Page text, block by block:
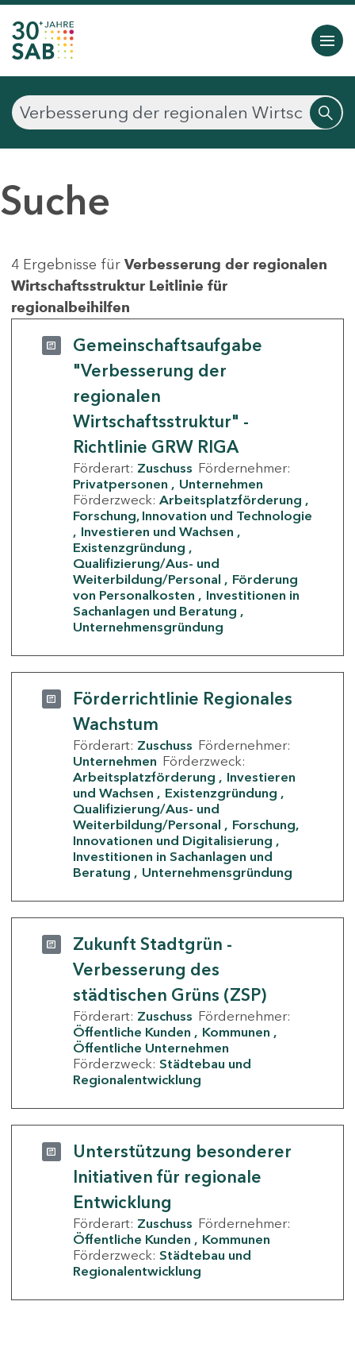
Suche
4 Ergebnisse für Verbesserung der regionalen
Wirtschaftsstruktur Leitlinie für
regionalbeihilfen
Gemeinschaftsaufgabe
"Verbesserung der
regionalen
Wirtschaftsstruktur" -
Richtlinie GRW RIGA
Förderart: Zuschuss Fördernehmer:
Privatpersonen
Unternehmen
Förderzweck: Arbeitsplatzförderung
Forschung, Innovation und Technologie
Investieren und Wachsen
Existenzgründung
Qualifizierung/Aus- und
Weiterbildung/Personal
Förderung
von Personalkosten
Investitionen in
Sachanlagen und Beratung
Unternehmensgründung
Förderrichtlinie Regionales
Wachstum
Förderart: Zuschuss Fördernehmer:
Unternehmen Förderzweck:
Arbeitsplatzförderung
Investieren
und Wachsen
Existenzgründung
Qualifizierung/Aus- und
Weiterbildung/Personal
Forschung,
Innovationen und Digitalisierung
Investitionen in Sachanlagen und
Beratung
Unternehmensgründung
Zukunft Stadtgrün -
Verbesserung des
städtischen Grüns (ZSP)
Förderart: Zuschuss Fördernehmer:
Öffentliche Kunden
Kommunen
Öffentliche Unternehmen
Förderzweck: Städtebau und
Regionalentwicklung
Unterstützung besonderer
Initiativen für regionale
Entwicklung
Förderart: Zuschuss Fördernehmer:
Öffentliche Kunden
Kommunen
Förderzweck: Städtebau und
Regionalentwicklung